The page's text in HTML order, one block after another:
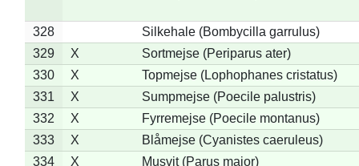
328
Silkehale (Bombycilla garrulus)
329
X
Sortmejse (Periparus ater)
330
X
Topmejse (Lophophanes cristatus)
331
X
Sumpmejse (Poecile palustris)
332
X
Fyrremejse (Poecile montanus)
333
X
Blåmejse (Cyanistes caeruleus)
334
X
Musvit (Parus major)